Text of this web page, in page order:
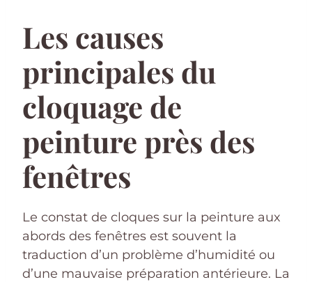
Les causes
principales du
cloquage de
peinture près des
fenêtres
Le constat de cloques sur la peinture aux
abords des fenêtres est souvent la
traduction d’un problème d’humidité ou
d’une mauvaise préparation antérieure. La